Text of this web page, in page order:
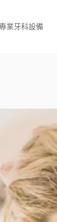
業牙科設備